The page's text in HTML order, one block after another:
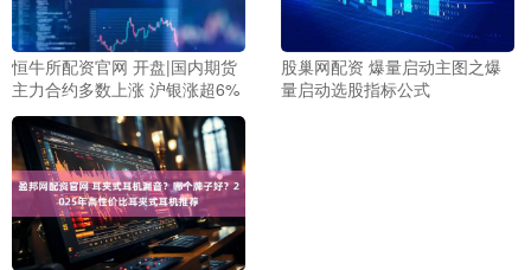
恒牛所配资官网 开盘|国内期货
主力合约多数上涨 沪银涨超6%
股巢网配资 爆量启动主图之爆
量启动选股指标公式